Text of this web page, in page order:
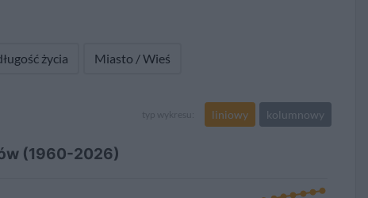
życia Miasto / Wieś
typ wykresu: liniowy kolumnowy
(1960-2026)